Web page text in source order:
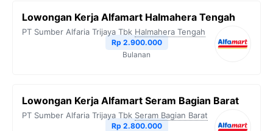
Lowongan Kerja Alfamart Halmahera Tengah
PT Sumber Alfaria Trijaya Tbk Halmahera Tengah
Rp 2.900.000
Bulanan
Lowongan Kerja Alfamart Seram Bagian Barat
PT Sumber Alfaria Trijaya Tbk Seram Bagian Barat
Rp 2.800.000